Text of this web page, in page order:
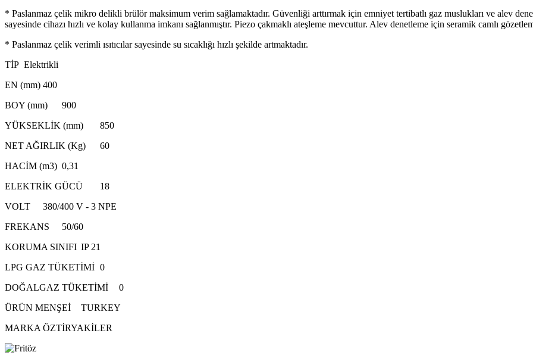
* Paslanmaz çelik mikro delikli brülör maksimum verim sağlamaktadır. Güvenliği arttırmak için emniyet tertibatlı gaz muslukları ve alev
sayesinde cihazı hızlı ve kolay kullanma imkanı sağlanmıştır. Piezo çakmaklı ateşleme mevcuttur. Alev denetleme için seramik camlı
* Paslanmaz çelik verimli ısıtıcılar sayesinde su sıcaklığı hızlı şekilde artmaktadır.
TİP Elektrikli
EN (mm) 400
BOY (mm)
900
YÜKSEKLİK (mm)
850
NET AĞIRLIK (Kg)
60
HACİM (m3) 0,31
ELEKTRİK GÜCÜ
18
VOLT
380/400 V - 3 NPE
FREKANS
50/60
KORUMA SINIFI IP 21
LPG GAZ TÜKETİMİ 0
DOĞALGAZ TÜKETİMİ
0
ÜRÜN MENŞEİ
TURKEY
MARKA ÖZTİRYAKİLER